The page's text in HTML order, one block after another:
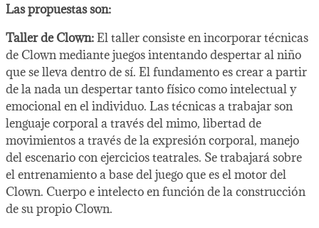
Las propuestas son:
Taller de Clown:El taller consiste en incorporar técnicas
de Clown mediante juegos intentando despertar al niño
que se lleva dentro de sí. El fundamento es crear a partir
de la nada un despertar tanto físico como intelectual y
emocional en el individuo. Las técnicas a trabajar son
lenguaje corporal a través del mimo, libertad de
movimientos a través de la expresión corporal, manejo
del escenario con ejercicios teatrales. Se trabajará sobre
el entrenamiento a base del juego que es el motor del
Clown. Cuerpo e intelecto en función de la construcción
de su propio Clown.